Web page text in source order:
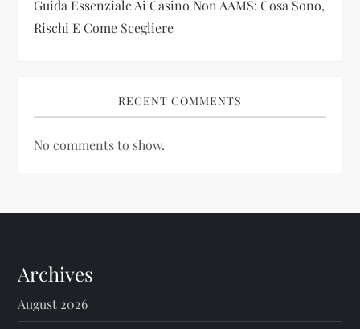
Guida Essenziale Ai Casino Non AAMS: Cosa Sono,
Rischi E Come Scegliere
RECENT COMMENTS
No comments to show.
Archives
August 2026